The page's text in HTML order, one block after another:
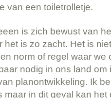
van een toiletrolletje.
is zich bewust van
het is zo zacht. Het is
norm of regel waar we
nodig in ons land om
planontwikkeling. Ik
maar in dit geval kan